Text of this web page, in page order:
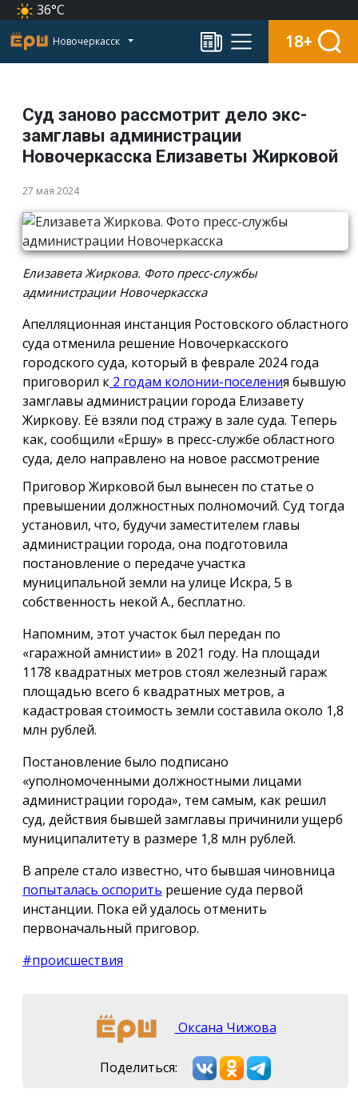
36°C
Новочеркасск 18+
Суд заново рассмотрит дело экс-
замглавы администрации
Новочеркасска Елизаветы Жирковой
27 мая 2024
Елизавета Жиркова. Фото пресс-службы
администрации Новочеркасска
Апелляционная инстанция Ростовского областного
суда отменила решение Новочеркасского
городского суда, который в феврале 2024 года
приговорил к 2 годам колонии-поселения бывшую
замглавы администрации города Елизавету
Жиркову. Её взяли под стражу в зале суда. Теперь
как, сообщили «Ершу» в пресс-службе областного
суда, дело направлено на новое рассмотрение
Приговор Жирковой был вынесен по статье о
превышении должностных полномочий. Суд тогда
установил, что, будучи заместителем главы
администрации города, она подготовила
постановление о передаче участка
муниципальной земли на улице Искра, 5 в
собственность некой А., бесплатно.
Напомним, этот участок был передан по
«гаражной амнистии» в 2021 году. На площади
1178 квадратных метров стоял железный гараж
площадью всего 6 квадратных метров, а
кадастровая стоимость земли составила около 1,8
млн рублей.
Постановление было подписано
«уполномоченными должностными лицами
администрации города», тем самым, как решил
суд, действия бывшей замглавы причинили ущерб
муниципалитету в размере 1,8 млн рублей.
В апреле стало известно, что бывшая чиновница
попыталась оспорить решение суда первой
инстанции. Пока ей удалось отменить
первоначальный приговор.
#происшествия
Оксана Чижова
Поделиться: